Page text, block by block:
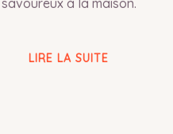
savoureux à la maison.
LIRE LA SUITE